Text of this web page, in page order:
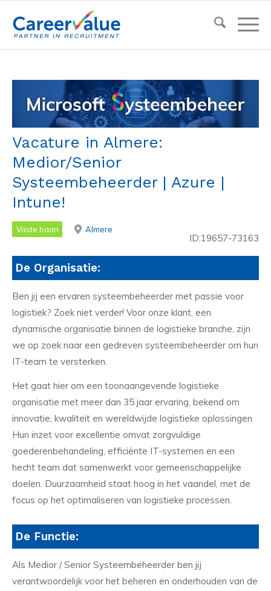
Vacature in Almere:
Medior/Senior
Systeembeheerder | Azure |
Intune!
Vaste baan Almere
ID:19657-73163
De Organisatie:
Ben jij een ervaren systeembeheerder met passie voor
logistiek? Zoek niet verder! Voor onze klant, een
dynamische organisatie binnen de logistieke branche, zijn
we op zoek naar een gedreven systeembeheerder om hun
IT-team te versterken.
Het gaat hier om een toonaangevende logistieke
organisatie met meer dan 35 jaar ervaring, bekend om
innovatie, kwaliteit en wereldwijde logistieke oplossingen.
Hun inzet voor excellentie omvat zorgvuldige
goederenbehandeling, efficiënte IT-systemen en een
hecht team dat samenwerkt voor gemeenschappelijke
doelen. Duurzaamheid staat hoog in het vaandel, met de
focus op het optimaliseren van logistieke processen.
De Functie:
Als Medior / Senior Systeembeheerder ben jij
verantwoordelijk voor het beheren en onderhouden van de